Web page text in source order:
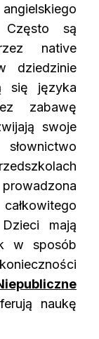
są
native
dziedzinie
się języka
zabawę
swoje
mają
w sposób
naukę